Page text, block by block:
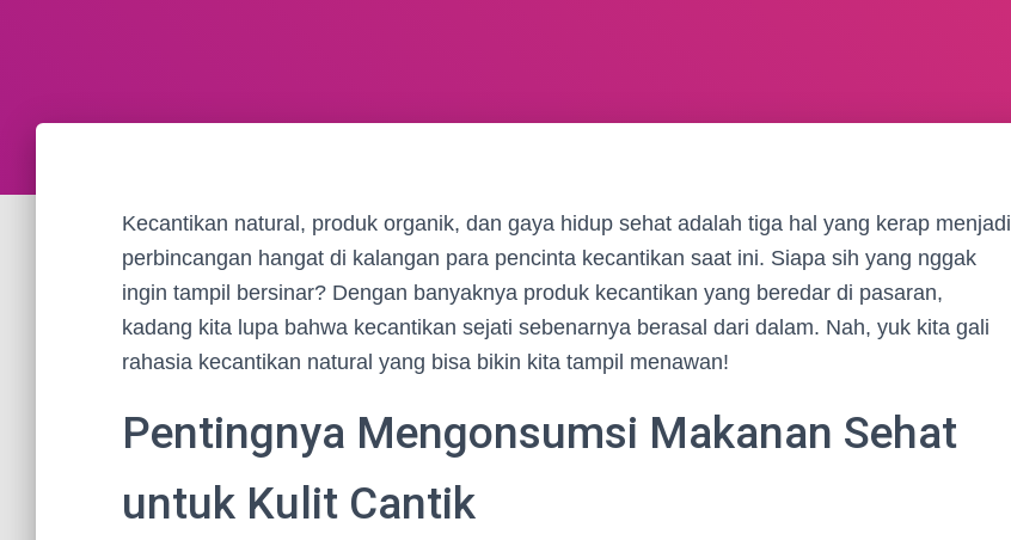
Kecantikan natural, produk organik, dan gaya hidup sehat adalah tiga hal yang kerap menjadi
perbincangan hangat di kalangan para pencinta kecantikan saat ini. Siapa sih yang nggak
ingin tampil bersinar? Dengan banyaknya produk kecantikan yang beredar di pasaran,
kadang kita lupa bahwa kecantikan sejati sebenarnya berasal dari dalam. Nah, yuk kita gali
rahasia kecantikan natural yang bisa bikin kita tampil menawan!
Pentingnya Mengonsumsi Makanan Sehat
untuk Kulit Cantik